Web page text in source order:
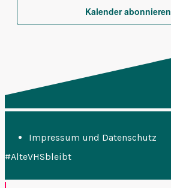
Kalender abonnieren
Impressum und Datenschutz
#AlteVHSbleibt